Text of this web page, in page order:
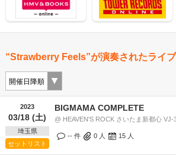
“Strawberry Feels”が演奏されたライ
2023
03/18 (土)
埼玉県
セットリスト
BIGMAMA COMPLETE
@ HEAVEN'S ROCK さいたま新都心
-- 件 0 人 15 人